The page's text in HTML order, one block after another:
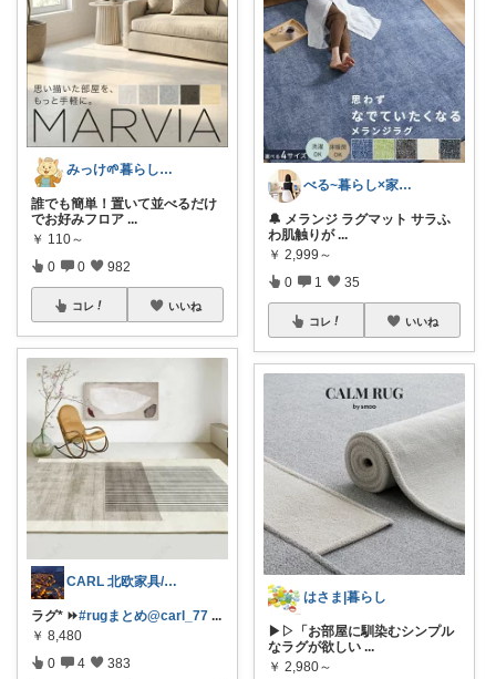
みっけ🌱暮らしとファッション
誰でも簡単！置いて並べるだけ
でお好みフロア ...
￥ 110～
0 0 982
コレ いいね
CARL 北欧家具/暮らし
ラグ* ⏩#rugまとめ@carl_77 ...
￥ 8,480
0 4 383
べる~暮らし×家事をラクに快適に
🔔 メランジ ラグマット サラふ
わ肌触りが ...
￥ 2,999～
0 1 35
コレ いいね
はさま|暮らし
▶▷「お部屋に馴染むシンプル
なラグが欲しい ...
￥ 2,980～